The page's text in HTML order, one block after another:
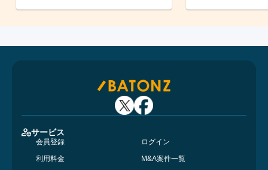
サービス
会員登録
ログイン
利用料金
M&A案件一覧